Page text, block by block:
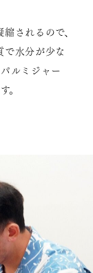
されるので、
で水分が少な
ルミジャー
。